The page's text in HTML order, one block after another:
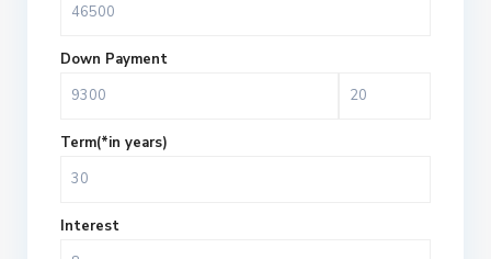
Down Payment
Term(*in years)
Interest